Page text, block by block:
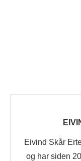
Eivind Skår
og har siden